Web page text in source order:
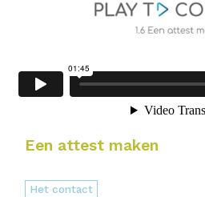
Een attest maken
Het contact